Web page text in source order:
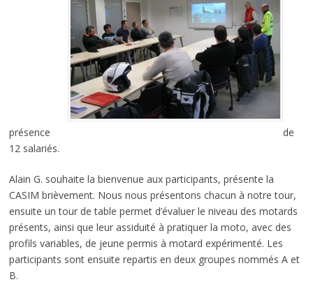
présence
de
12 salariés.
Alain G. souhaite la bienvenue aux participants, présente la
CASIM brièvement. Nous nous présentons chacun à notre tour,
ensuite un tour de table permet d’évaluer le niveau des motards
présents, ainsi que leur assiduité à pratiquer la moto, avec des
profils variables, de jeune permis à motard expérimenté. Les
participants sont ensuite repartis en deux groupes nommés A et
B.